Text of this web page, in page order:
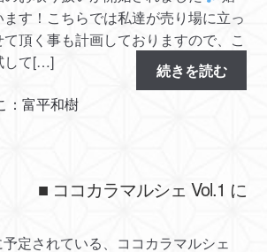
す！こちらでは私達が売り場に立っ
頂く事も計画しておりますので、こ
して[…]
続きを読む
：富平和樹
■ ココカラマルシェ Vol.1 に
定されている、ココカラマルシェ